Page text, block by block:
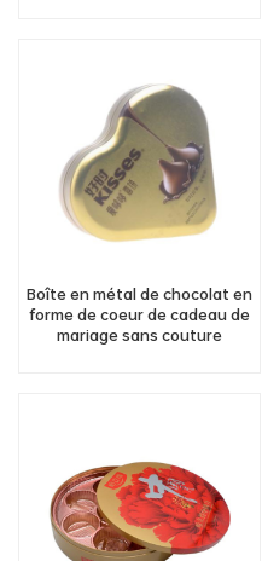
Boîte en métal de chocolat en
forme de coeur de cadeau de
mariage sans couture